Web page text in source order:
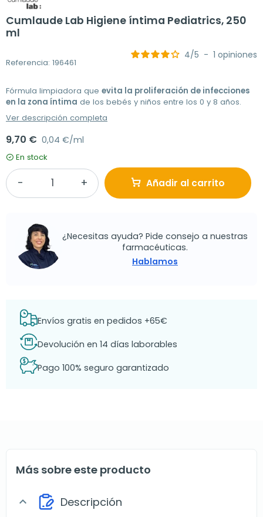
Cumlaude Lab Higiene íntima Pediatrics, 250
ml
Referencia: 196461
4/5 - 1 opiniones
Fórmula limpiadora que evita la proliferación de infecciones
en la zona íntima de los bebés y niños entre los 0 y 8 años.
Ver descripción completa
9,70 € 0,04 €/ml
En stock
Añadir al carrito
¿Necesitas ayuda? Pide consejo a nuestras
farmacéuticas.
Hablamos
Envíos gratis en pedidos +65€
Devolución en 14 días laborables
Pago 100% seguro garantizado
Más sobre este producto
expand_more Descripción